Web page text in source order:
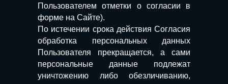
Пользователем отметки о согласии в
форме на Сайте).
По истечении срока действия Согласия
обработка персональных данных
Пользователя прекращается, а сами
персональные данные подлежат
уничтожению либо обезличиванию,